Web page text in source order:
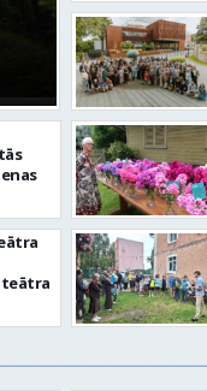
No
centram
teātra